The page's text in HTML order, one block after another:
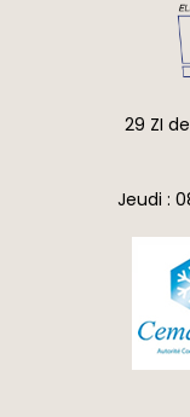
29 ZI
Jeudi :